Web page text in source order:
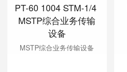
PT-60 1004 STM-1/4
MSTP综合业务传输
设备
MSTP综合业务传输设备